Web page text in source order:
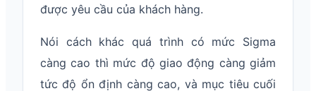
được yêu cầu của khách hàng.
Nói cách khác quá trình có mức Sigma
càng cao thì mức độ giao động càng giảm
tức độ ổn định càng cao, và mục tiêu cuối